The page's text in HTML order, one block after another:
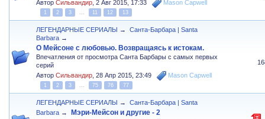
АвторСильвандир ,2 Авг 2015, 17:33 Mason Capwell
1 2 3 ... 11 12 13
ЛЕГЕНДАРНЫЕ СЕРИАЛЫ →
Санта-Барбара | Santa
Barbara →
О Мейсоне с любовью. Возвращаясь к истокам.
Впечатления от просмотра Санта Барбары с самых первых
серий
АвторСильвандир ,28 Апр 2015, 23:49 Mason Capwell
1 2 3 ... 75 76 77
ЛЕГЕНДАРНЫЕ СЕРИАЛЫ →
Санта-Барбара | Santa
Barbara → Мэри-Мейсон и другие - 2